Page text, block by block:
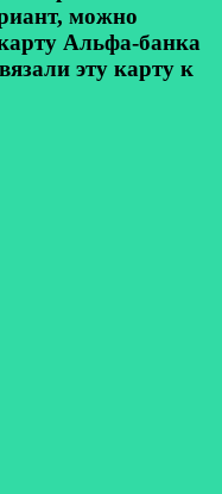
можно
Альфа-банка
эту карту к